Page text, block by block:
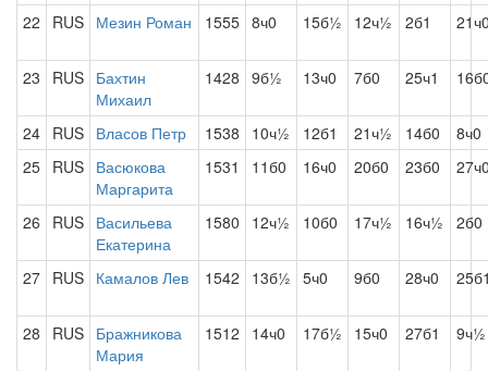
22 RUS Мезин Роман 1555 8ч0 15б½ 12ч½ 2б1
23 RUS Бахтин
Михаил
1428 9б½ 13ч0 7б0 25ч1
24 RUS Власов Петр 1538 10ч½ 12б1 21ч½ 14б0
8ч0
25 RUS Васюкова
Маргарита
1531 11б0 16ч0 20б0 23б0
26 RUS Васильева
Екатерина
1580 12ч½ 10б0 17ч½ 16ч½ 2б0
27 RUS Камалов Лев 1542 13б½ 5ч0 9б0 28ч0
28 RUS Бражникова
Мария
1512 14ч0 17б½ 15ч0 27б1 9ч½